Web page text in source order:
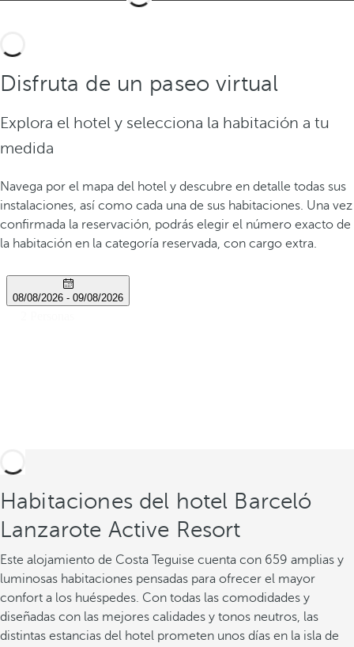
Disfruta de un paseo virtual
Explora el hotel y selecciona la habitación a tu
medida
Navega por el mapa del hotel y descubre en detalle todas sus
instalaciones, así como cada una de sus habitaciones. Una vez
confirmada la reservación, podrás elegir el número exacto de
la habitación en la categoría reservada, con cargo extra.
Habitaciones del hotel Barceló
Lanzarote Active Resort
Este alojamiento de Costa Teguise cuenta con 659 amplias y
luminosas habitaciones pensadas para ofrecer el mayor
confort a los huéspedes. Con todas las comodidades y
diseñadas con las mejores calidades y tonos neutros, las
distintas estancias del hotel prometen unos días en la isla de